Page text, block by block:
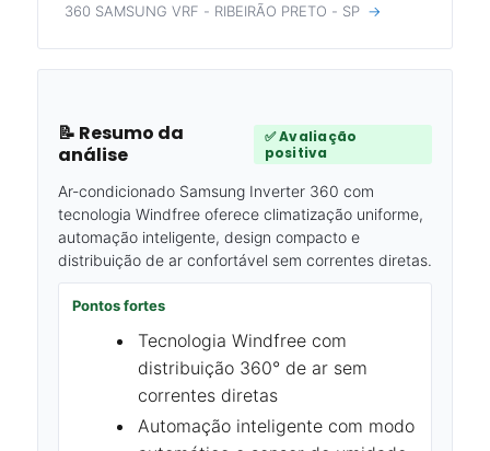
360 SAMSUNG VRF - RIBEIRÃO PRETO - SP →
📝 Resumo da
análise
✅ Avaliação
positiva
Ar-condicionado Samsung Inverter 360 com
tecnologia Windfree oferece climatização uniforme,
automação inteligente, design compacto e
distribuição de ar confortável sem correntes diretas.
Pontos fortes
Tecnologia Windfree com
distribuição 360° de ar sem
correntes diretas
Automação inteligente com modo